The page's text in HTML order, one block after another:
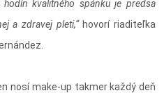
kvalitného spánku je predsa
a zdravej pleti,“hovorí riaditeľka
nosí make-up takmer každý deň